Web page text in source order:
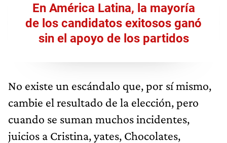
En América Latina, la mayoría
de los candidatos exitosos ganó
sin el apoyo de los partidos
No existe un escándalo que, por sí mismo,
cambie el resultado de la elección, pero
cuando se suman muchos incidentes,
juicios a Cristina, yates, Chocolates,